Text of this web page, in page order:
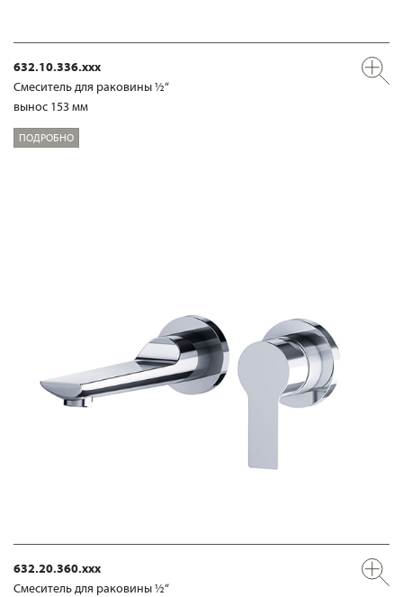
632.10.336.xxx
Смеситель для раковины ½“
вынос 153 мм
ПОДРОБНО
632.20.360.xxx
Смеситель для раковины ½“